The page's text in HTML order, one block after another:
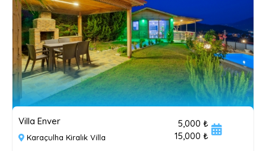
Villa Enver
Karaçulha Kiralık Villa
5,000 ₺
15,000 ₺